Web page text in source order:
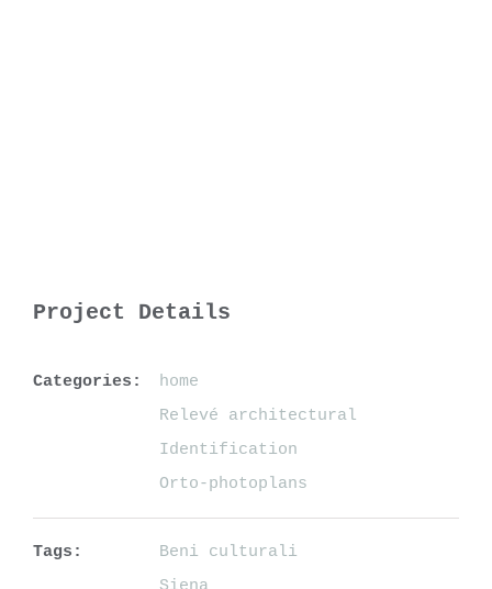
Project Details
Categories:
home
Relevé architectural
Identification
Orto-photoplans
Tags:
Beni culturali